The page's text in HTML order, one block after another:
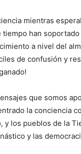
mientras
han
a nivel del
de confusión y
que somos
la conciencia
y los pueblos de la
y las